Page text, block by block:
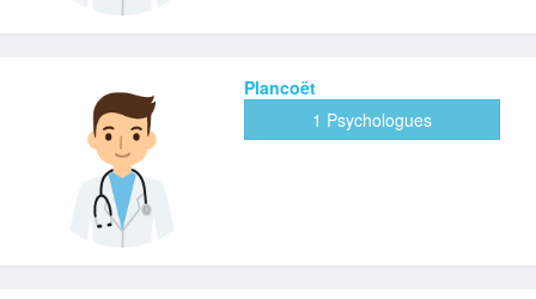
Plancoët
1 Psychologues